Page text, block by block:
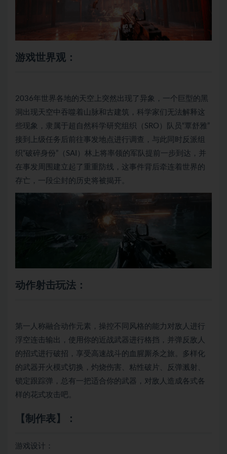
游戏世界观：
2036年世界各地的天空上突然出现了异象，一个巨型的黑
洞出现天空中吞噬着山脉和古建筑，科学家们无法解释这
些现象，隶属于超自然科学研究组织（SRO）队员“覃舒雅”
接到上级任务后前往事发地点进行调查，与此同时反派组
织“破碎身份”（SAI）林上将率领的军队提前一步到达，并
在事发周围建立起了重重防线，这事件背后牵连着世界的
存亡，一段尘封的历史将被揭开。
动作射击玩法：
第一人称融合动作元素，操控不同风格的能力对敌人进行
浮空连击输出，使用你的近战武器进行格挡，并弹反敌人
的招式进行破招，享受高速战斗的血腥厮杀之旅。多样化
的武器开火模式切换，灼烧伤害、粘性破片、反弹溅射、
锁定跟踪弹，总有一把适合你的武器，对敌人造成各式各
样的花式攻击吧。
【制作表】：
游戏设计：